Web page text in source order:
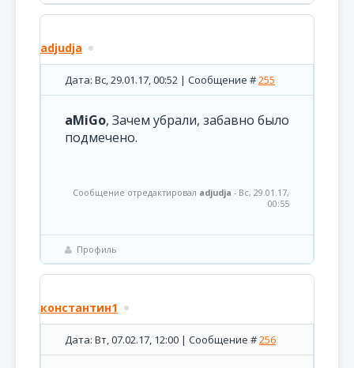
adjudja
Дата: Вс, 29.01.17, 00:52 | Сообщение #255
aMiGo, Зачем убрали, забавно было
подмечено.
Сообщение отредактировал adjudja - Вс, 29.01.17,
00:55
Профиль
константин1
Дата: Вт, 07.02.17, 12:00 | Сообщение #256